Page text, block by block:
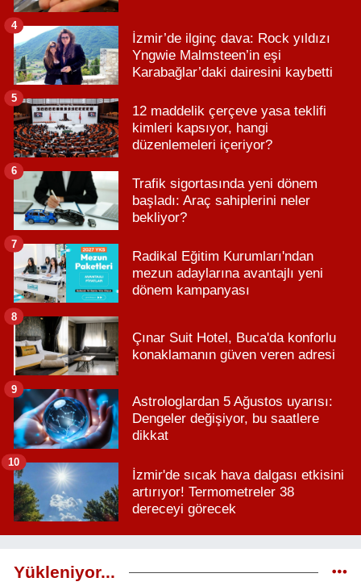
İzmir’de ilginç dava: Rock yıldızı
Yngwie Malmsteen’in eşi
Karabağlar’daki dairesini kaybetti
4
12 maddelik çerçeve yasa teklifi
kimleri kapsıyor, hangi
düzenlemeleri içeriyor?
5
Trafik sigortasında yeni dönem
başladı: Araç sahiplerini neler
bekliyor?
6
Radikal Eğitim Kurumları'ndan
mezun adaylarına avantajlı yeni
dönem kampanyası
7
Çınar Suit Hotel, Buca'da konforlu
konaklamanın güven veren adresi
8
Astrologlardan 5 Ağustos uyarısı:
Dengeler değişiyor, bu saatlere
dikkat
9
İzmir'de sıcak hava dalgası etkisini
artırıyor! Termometreler 38
dereceyi görecek
10
Yükleniyor...